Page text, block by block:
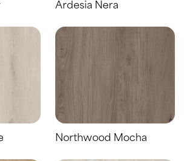
Ardesia Nera
Northwood Mocha